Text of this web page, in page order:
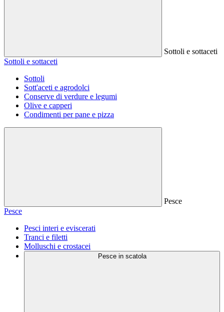
Sottoli e sottaceti
Sottoli e sottaceti
Sottoli
Sott'aceti e agrodolci
Conserve di verdure e legumi
Olive e capperi
Condimenti per pane e pizza
Pesce
Pesce
Pesci interi e eviscerati
Tranci e filetti
Molluschi e crostacei
Pesce in scatola